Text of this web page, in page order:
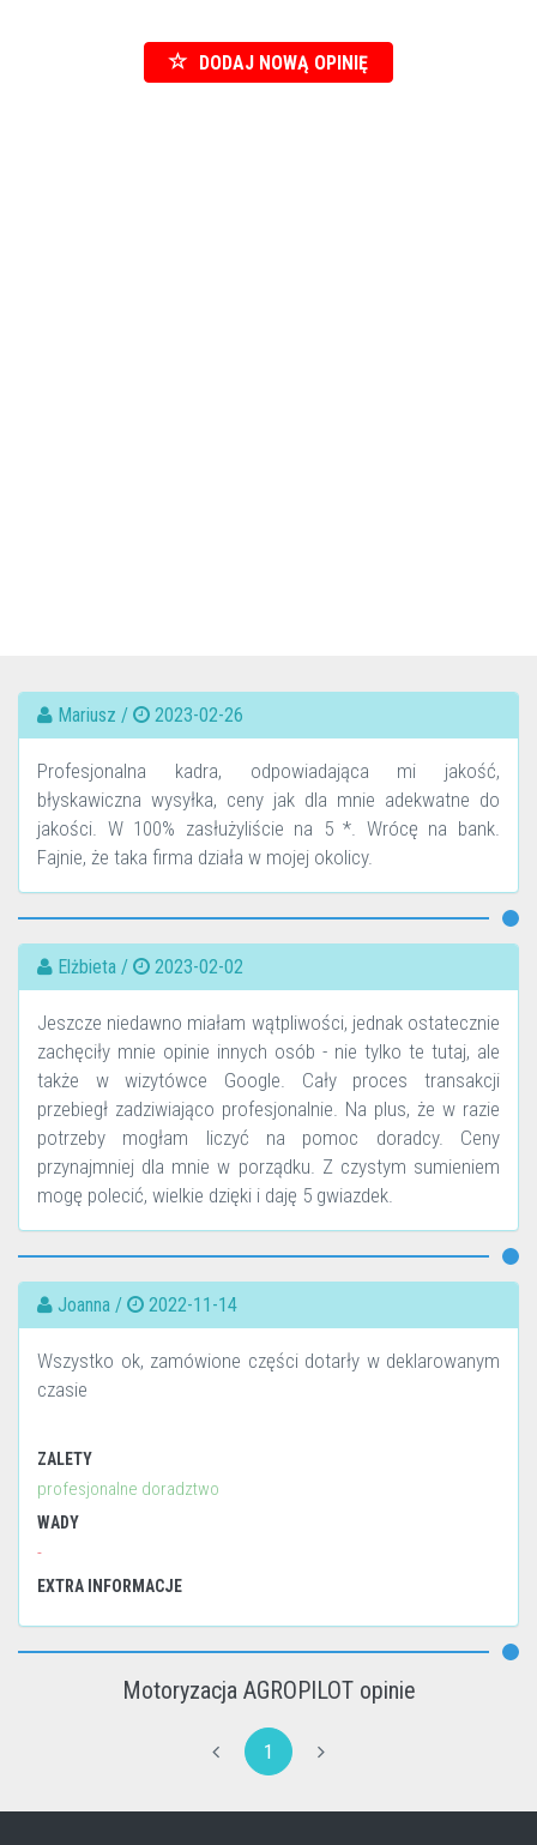
DODAJ NOWĄ OPINIĘ
Mariusz / 2023-02-26
Profesjonalna kadra, odpowiadająca mi jakość,
błyskawiczna wysyłka, ceny jak dla mnie adekwatne do
jakości. W 100% zasłużyliście na 5 *. Wrócę na bank.
Fajnie, że taka firma działa w mojej okolicy.
Elżbieta / 2023-02-02
Jeszcze niedawno miałam wątpliwości, jednak ostatecznie
zachęciły mnie opinie innych osób - nie tylko te tutaj, ale
także w wizytówce Google. Cały proces transakcji
przebiegł zadziwiająco profesjonalnie. Na plus, że w razie
potrzeby mogłam liczyć na pomoc doradcy. Ceny
przynajmniej dla mnie w porządku. Z czystym sumieniem
mogę polecić, wielkie dzięki i daję 5 gwiazdek.
Joanna / 2022-11-14
Wszystko ok, zamówione części dotarły w deklarowanym
czasie
ZALETY
profesjonalne doradztwo
WADY
-
EXTRA INFORMACJE
Motoryzacja AGROPILOT opinie
1